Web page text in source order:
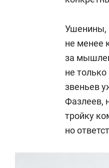
Ушенины,
не менее
за
не
звеньев
Фазлеев,
тройку
но